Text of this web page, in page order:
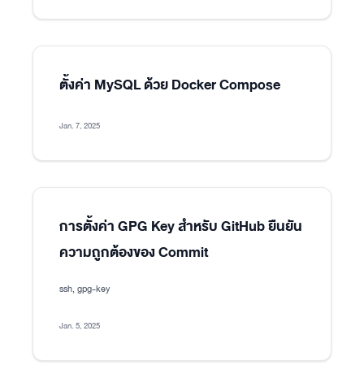
ตั้งค่า MySQL ด้วย Docker Compose
Jan. 7, 2025
การตั้งค่า GPG Key สำหรับ GitHub ยืนยัน
ความถูกต้องของ Commit
ssh, gpg-key
Jan. 5, 2025